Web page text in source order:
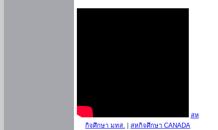
สห
กิจศึกษา มทส.
สหกิจศึกษา CANADA